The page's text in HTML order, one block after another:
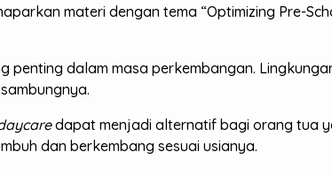
materi dengan tema “Optimizing Pre-
penting dalam masa perkembangan.
dapat menjadi alternatif bagi orang tua
dan berkembang sesuai usianya.